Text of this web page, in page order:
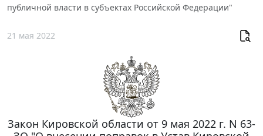
публичной власти в субъектах Российской Федерации"
21 мая 2022
Закон Кировской области от 9 мая 2022 г. N 63-